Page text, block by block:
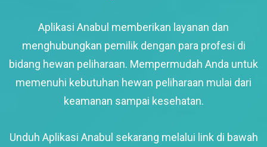
Aplikasi Anabul memberikan layanan dan
menghubungkan pemilik dengan para profesi di
bidang hewan peliharaan. Mempermudah Anda untuk
memenuhi kebutuhan hewan peliharaan mulai dari
keamanan sampai kesehatan.
Unduh Aplikasi Anabul sekarang melalui link di bawah